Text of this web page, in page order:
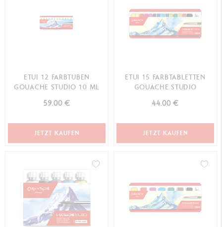
ETUI 12 FARBTUBEN
GOUACHE STUDIO 10 ML
59.00 €
JETZT KAUFEN
ETUI 15 FARBTABLETTEN
GOUACHE STUDIO
44.00 €
JETZT KAUFEN